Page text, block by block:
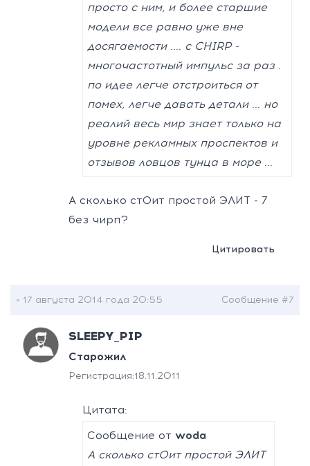
просто с ним, и более старшие
модели все равно уже вне
досягаемости .... с CHIRP -
многочастотный импульс за раз .
по идее легче отстроиться от
помех, легче давать детали ... но
реалий весь мир знает только на
уровне рекламных проспектов и
отзывов ловцов тунца в море ...
А сколько стОит простой ЭЛИТ - 7
без чирп?
Цитировать
» 17 августа 2014 года 20:55 Сообщение #7
SLEEPY_PIP
Старожил
Регистрация:18.11.2011
Цитата:
Сообщение от woda
А сколько стОит простой ЭЛИТ